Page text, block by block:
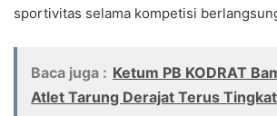
sportivitas selama kompetisi
Baca juga : Ketum PB KODRAT
Atlet Tarung Derajat Terus